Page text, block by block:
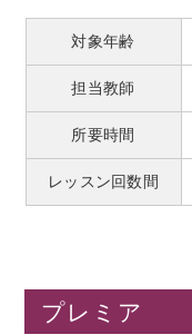
対象年齢
担当教師
所要時間
レッスン回数間
プレミア